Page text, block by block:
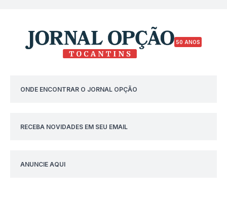
50 ANOS
ONDE ENCONTRAR O JORNAL OPÇÃO
RECEBA NOVIDADES EM SEU EMAIL
ANUNCIE AQUI